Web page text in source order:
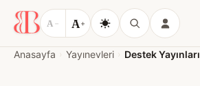
A − A+
Anasayfa Yayınevleri Destek Yayınları